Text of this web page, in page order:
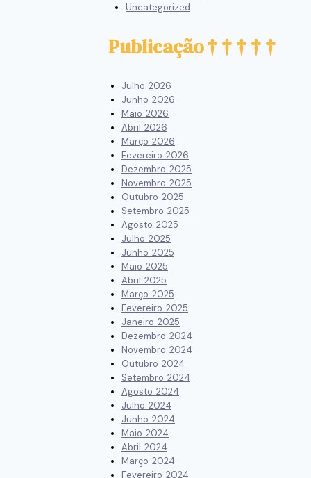
Uncategorized
Publicação
Julho 2026
Junho 2026
Maio 2026
Abril 2026
Março 2026
Fevereiro 2026
Dezembro 2025
Novembro 2025
Outubro 2025
Setembro 2025
Agosto 2025
Julho 2025
Junho 2025
Maio 2025
Abril 2025
Março 2025
Fevereiro 2025
Janeiro 2025
Dezembro 2024
Novembro 2024
Outubro 2024
Setembro 2024
Agosto 2024
Julho 2024
Junho 2024
Maio 2024
Abril 2024
Março 2024
Fevereiro 2024